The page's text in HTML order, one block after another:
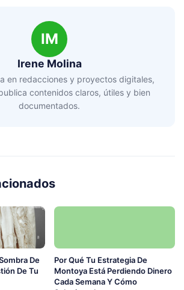
IM
Irene Molina
en redacciones y proyectos digitales,
contenidos claros, útiles y bien
documentados.
De
De Tu
Por Qué Tu Estrategia De
Montoya Está Perdiendo Dinero
Cada Semana Y Cómo